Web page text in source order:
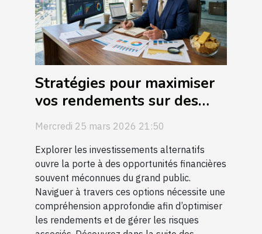
Stratégies pour maximiser
vos rendements sur des
investissements alternatifs
Mercredi 25 mars 2026 21:50
Explorer les investissements alternatifs
ouvre la porte à des opportunités financières
souvent méconnues du grand public.
Naviguer à travers ces options nécessite une
compréhension approfondie afin d’optimiser
les rendements et de gérer les risques